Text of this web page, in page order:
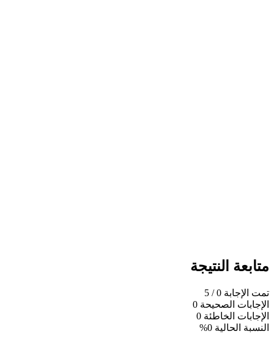
متابعة النتيجة
تمت الإجابة 0
/ 5
الإجابات الصحيحة 0
الإجابات الخاطئة 0
النسبة الحالية 0%